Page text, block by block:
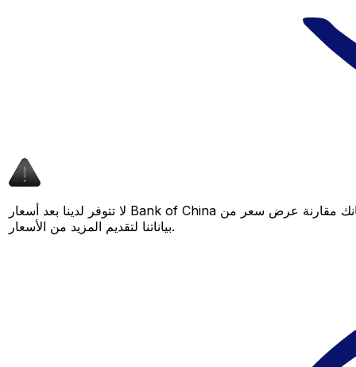
لا تتوفر لدينا بعد أسعار Bank of China لهذا الزوج من العملات، لكن لا يزال بإمكانك مقارنة عرض سعر من Bank of China بسعر Xe المباشر لمعرفة التوفير المحتمل. عد لاحقًا، فنحن نعمل باستمرار على توسيع
بياناتنا لتقديم المزيد من الأسعار.